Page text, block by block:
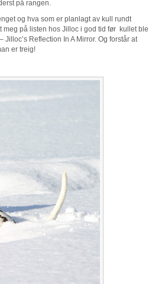
på rangen.
og hva som er planlagt av kull rundt
på listen hos Jilloc i god tid før kullet ble
Reflection In A Mirror. Og forstår at
er treig!